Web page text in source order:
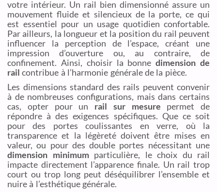
votre intérieur. Un rail bien dimensionné assure un
mouvement fluide et silencieux de la porte, ce qui
est essentiel pour un usage quotidien confortable.
Par ailleurs, la longueur et la position du rail peuvent
influencer la perception de l’espace, créant une
impression d’ouverture ou, au contraire, de
confinement. Ainsi, choisir la bonnedimension de
rail contribue à l’harmonie générale de la pièce.
Les dimensions standard des rails peuvent convenir
à de nombreuses configurations, mais dans certains
cas, opter pour un rail sur mesure permet de
répondre à des exigences spécifiques. Que ce soit
pour des portes coulissantes en verre, où la
transparence et la légèreté doivent être mises en
valeur, ou pour des double portes nécessitant une
dimension minimumparticulière, le choix du rail
impacte directement l’apparence finale. Un rail trop
court ou trop long peut déséquilibrer l’ensemble et
nuire à l’esthétique générale.